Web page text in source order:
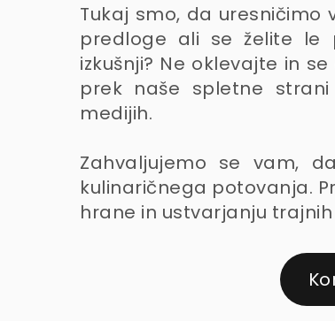
Tukaj smo, da uresničimo
predloge ali se želite le
izkušnji? Ne oklevajte in
prek naše spletne
medijih.
Zahvaljujemo se vam,
kulinaričnega potovanja.
hrane in ustvarjanju